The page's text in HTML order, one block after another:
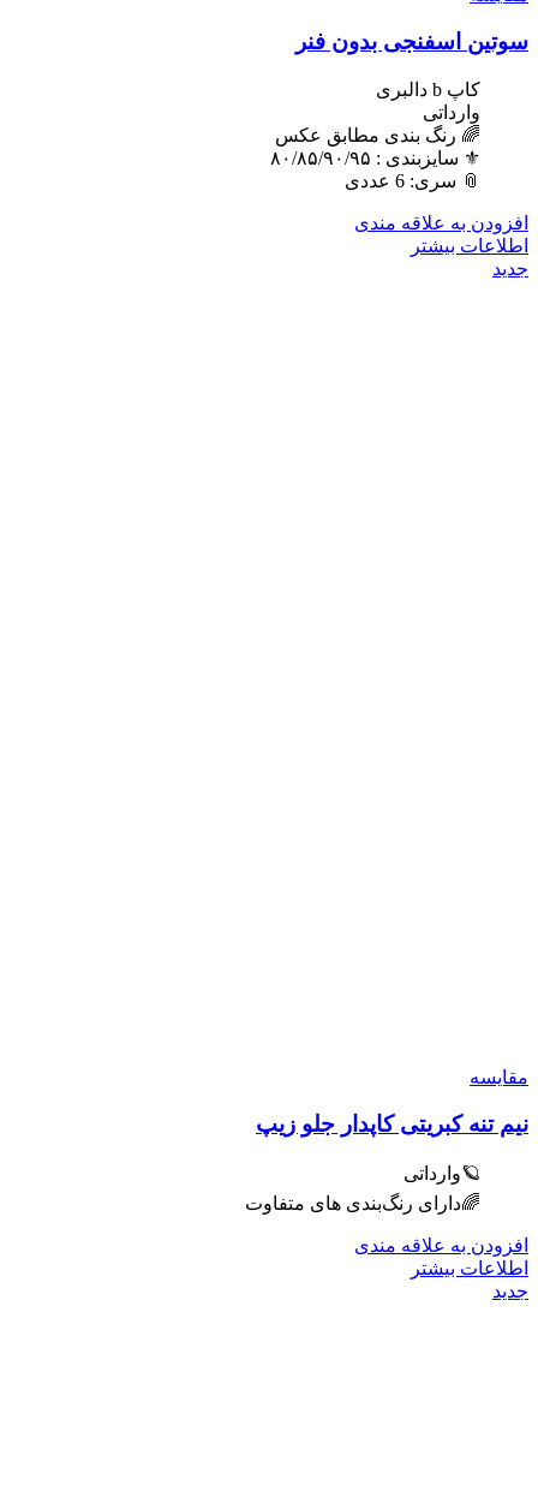
سوتین اسفنجی بدون فنر
کاپ b دالبری
وارداتی
🌈 رنگ بندی مطابق عکس
⚜️ سایزبندی : ٨٠/٨۵/٩٠/٩۵
📎 سری: 6 عددی
افزودن به علاقه مندی
اطلاعات بیشتر
جدید
مقایسه
نیم تنه کبریتی کاپدار جلو زیپ
🪐وارداتی
🌈دارای رنگ‌بندی های متفاوت
افزودن به علاقه مندی
اطلاعات بیشتر
جدید